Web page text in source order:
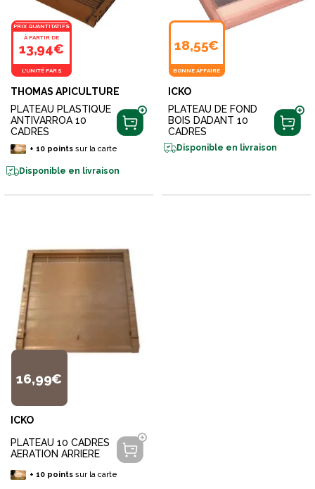
PRIX QUANTITATIFS
À PARTIR DE
13,94€
L'UNITÉ PAR 5
THOMAS APICULTURE
PLATEAU PLASTIQUE
ANTIVARROA 10
CADRES
+ 10pointssur la carte
Disponible en livraison
18,55€
BONNE AFFAIRE
ICKO
PLATEAU DE FOND
BOIS DADANT 10
CADRES
Disponible en livraison
16,99€
ICKO
PLATEAU 10 CADRES
AERATION ARRIERE
+ 10pointssur la carte